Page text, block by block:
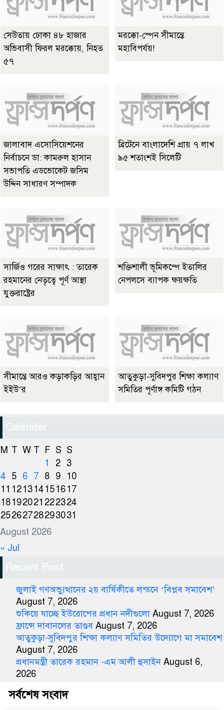
সেউতায় ঢোকা ৪৮ হাজার
অভিবাসী ফিরল মরক্কোয়, নিহত
৫৭
মরক্কো-স্পেন সীমান্তে
মহাবিপর্যয়!
জালাবাদ এসোসিয়েশনের
নির্বাচনে ডা: কামরুল হাসান
সভাপতি এডভোকেট জসিম
উদ্দিন সাধারণ সম্পাদক
ব্রিটেনে বাংলাদেশি প্রায় ৭ লাখ
৯৫ শতাংশই সিলেটি
সার্জিও গরের সাক্ষাৎ : তারেক
রহমানের নেতৃত্বে পূর্ণ আস্থা
যুক্তরাষ্ট্রের
শক্তিশালী ভূমিকম্পে ইতালির
নেপলসে ব্যাপক ক্ষয়ক্ষতি
সীমান্তে আরও কড়াকড়ির আহ্বান
ইইউ’র
আতুকুড়া-সুবিদপুর শিক্ষা কল্যাণ
সমিতির পূর্ণাঙ্গ কমিটি গঠন
Calender
August 2026
M T W T F S S
1
2 3
4 5 6 7 8 9
10
11 121314151617
18192021 222324
25262728293031
« Jul
Recent Post
জুলাই গণঅভ্যুত্থানের ২য় বার্ষিকীতে লন্ডনে ‘বিপ্লব সমাবেশ’
August 7, 2026
শুকিয়ে যাচ্ছে ইউরোপের প্রধান নদীগুলো August 7, 2026
ফ্রান্সে দাবানলের তাণ্ডব August 7, 2026
আতুকুড়া-সুবিদপুর শিক্ষা কল্যাণ সমিতির উদ্যোগে মা সমাবেশ
August 7, 2026
প্রধানমন্ত্রী তারেক রহমান -এম আলী হুসাইন August 6,
2026
সর্বশেষ সংবাদ